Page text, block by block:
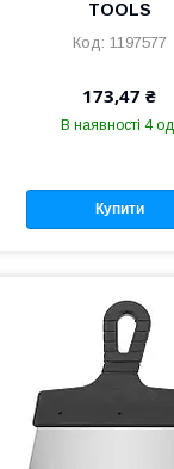
TOOLS
1197577
173,47 ₴
В наявності 4 од.
Купити